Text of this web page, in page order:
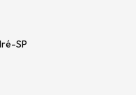
SP